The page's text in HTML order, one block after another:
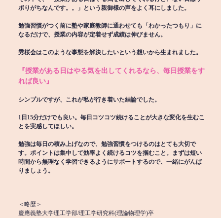
ボりがちなんです。。」という親御様の声をよく耳にしました。
勉強習慣がつく前に塾や家庭教師に通わせても「わかったつもり」に
なるだけで、授業の内容が定着せず成績は伸びません。
秀桜会はこのような事態を解決したいという想いから生まれました。
『授業がある日はやる気を出してくれるなら、毎日授業をす
れば良い』
シンプルですが、これが私が行き着いた結論でした。
1日15分だけでも良い。毎日コツコツ続けることが大きな変化を生むこ
とを実感してほしい。
勉強は毎日の積み上げなので、勉強習慣をつけるのはとても大切で
す。ポイントは集中して効率よく続けるコツを掴むこと。まずは短い
時間から無理なく学習できるようにサポートするので、一緒にがんば
りましょう。
＜略歴＞
慶應義塾大学理工学部/理工学研究科(理論物理学)卒